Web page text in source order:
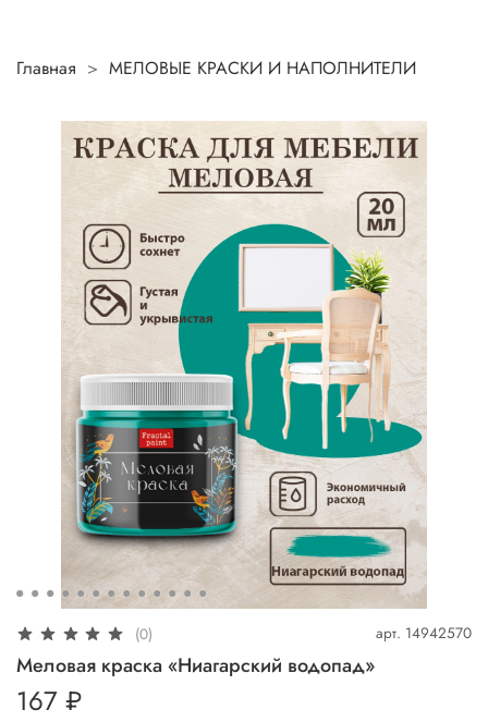
Главная МЕЛОВЫЕ КРАСКИ И НАПОЛНИТЕЛИ
(0) арт. 14942570
Меловая краска «Ниагарский водопад»
167 ₽